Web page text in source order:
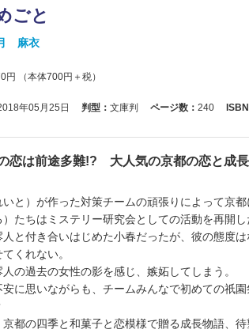
ごと
麻衣
円 （本体700円＋税）
年05月25日 判型： 文庫判 ページ数： 240 ISBN
恋は前途多難!? 大人気の京都の恋と成
いと）が作った対策チームの頑張りによって京
）たちはミステリー研究会としての活動を再開し
人と付き合いはじめた小春だったが、彼の態度
くれない。
の過去の女性の影を感じ、嫉妬してしまう。
安に思いながらも、チームみんなで初めての祇
京都の四季と和菓子と恋模様で贈る成長物語、待